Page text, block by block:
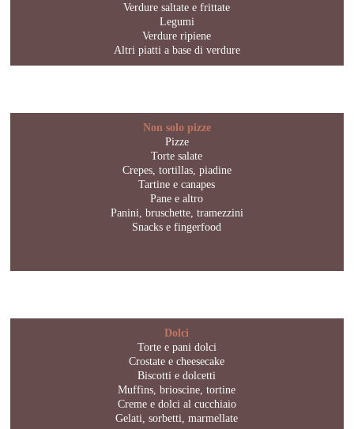
Verdure saltate e frittate
Legumi
Verdure ripiene
Altri piatti a base di verdure
Non solo pizze
Pizze
Torte salate
Crepes, tortillas, piadine
Tartine e canapes
Pane e altro
Panini, bruschette, tramezzini
Snacks e fingerfood
Dolci
Torte e pani dolci
Crostate e cheesecake
Biscotti e dolcetti
Muffins, brioscine, tortine
Creme e dolci al cucchiaio
Gelati, sorbetti, marmellate